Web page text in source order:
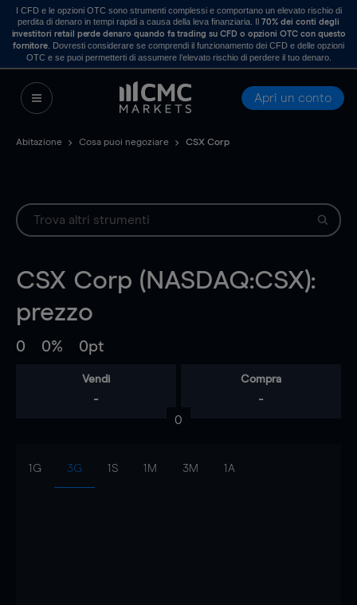
I CFD e le opzioni OTC sono strumenti complessi e comportano un elevato rischio di
perdita di denaro in tempi rapidi a causa della leva finanziaria. Il70% dei conti degli
investitori retail perde denaro quando fa trading su CFD o opzioni OTC con questo
fornitore . Dovresti considerare se comprendi il funzionamento dei CFD e delle opzioni
OTC e se puoi permetterti di assumere l’elevato rischio di perdere il tuo denaro.
Apri un conto
Abitazione Cosa puoi negoziare CSX Corp
CSX Corp (NASDAQ:CSX):
prezzo
0 0% 0pt
Vendi
-
Compra
-
0
1G 3G 1S 1M 3M 1A